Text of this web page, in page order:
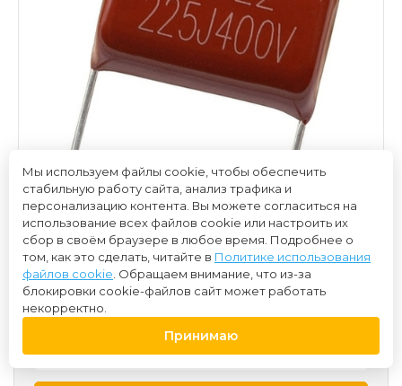
100 ₽
- +
Мы используем файлы cookie, чтобы обеспечить
стабильную работу сайта, анализ трафика и
персонализацию контента. Вы можете согласиться на
использование всех файлов cookie или настроить их
сбор в своём браузере в любое время. Подробнее о
том, как это сделать, читайте в Политике использования
файлов cookie . Обращаем внимание, что из-за
блокировки cookie-файлов сайт может работать
некорректно.
Принимаю